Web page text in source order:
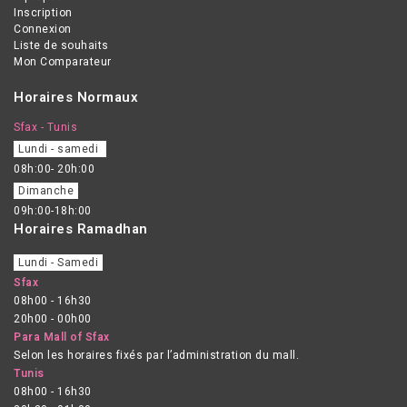
(nano) contient des
antioxidants sans parfum
sans huiles minérales
conservateurs résistant à
Inscription
Connexion
Liste de souhaits
Mon Comparateur
Horaires Normaux
Sfax - Tunis
Lundi - samedi
08h:00- 20h:00
Dimanche
09h:00-18h:00
Horaires Ramadhan
Lundi - Samedi
Sfax
08h00 - 16h30
20h00 - 00h00
Para Mall of Sfax
Selon les horaires fixés par l’administration du mall.
Tunis
08h00 - 16h30